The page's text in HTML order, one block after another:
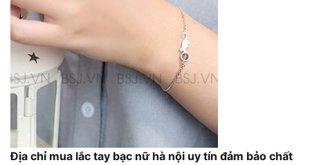
Địa chỉ mua lắc tay bạc nữ hà nội uy tín đảm bảo chất